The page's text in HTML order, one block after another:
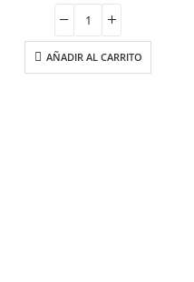
original
era:
14.20 €.12.07 €.
AÑADIR AL CARRITO